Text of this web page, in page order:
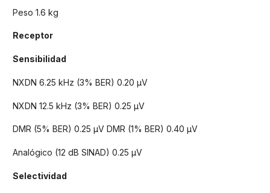
Peso 1.6 kg
Receptor
Sensibilidad
NXDN 6.25 kHz (3% BER) 0.20 µV
NXDN 12.5 kHz (3% BER) 0.25 µV
DMR (5% BER) 0.25 µV DMR (1% BER) 0.40 µV
Analógico (12 dB SINAD) 0.25 µV
Selectividad